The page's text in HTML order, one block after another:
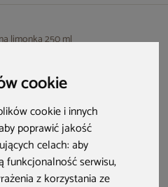
cookie
cookie i innych
poprawić jakość
celach:aby
funkcjonalność serwisu,
z korzystania ze
limonka 250 ml